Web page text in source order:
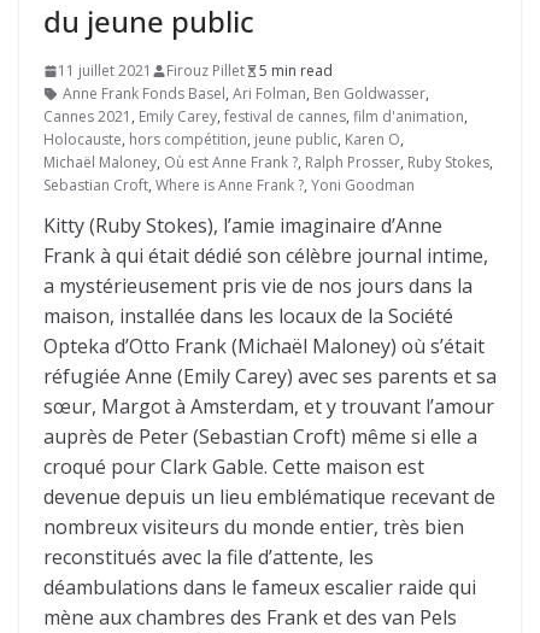
du jeune public
11 juillet 2021 Firouz Pillet
5 min read
Anne Frank Fonds Basel, Ari Folman, Ben Goldwasser,
Cannes 2021 , Emily Carey, festival de cannes, film d'animation,
Holocauste, hors compétition, jeune public, Karen O,
Michaël Maloney, Où est Anne Frank ?, Ralph Prosser, Ruby Stokes,
Sebastian Croft, Where is Anne Frank ?, Yoni Goodman
Kitty (Ruby Stokes), l’amie imaginaire d’Anne
Frank à qui était dédié son célèbre journal intime,
a mystérieusement pris vie de nos jours dans la
maison, installée dans les locaux de la Société
Opteka d’Otto Frank (Michaël Maloney) où s’était
réfugiée Anne (Emily Carey) avec ses parents et sa
sœur, Margot à Amsterdam, et y trouvant l’amour
auprès de Peter (Sebastian Croft) même si elle a
croqué pour Clark Gable. Cette maison est
devenue depuis un lieu emblématique recevant de
nombreux visiteurs du monde entier, très bien
reconstitués avec la file d’attente, les
déambulations dans le fameux escalier raide qui
mène aux chambres des Frank et des van Pels